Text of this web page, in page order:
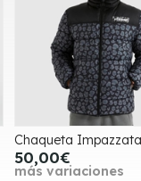
Chaqueta
108,10€
más